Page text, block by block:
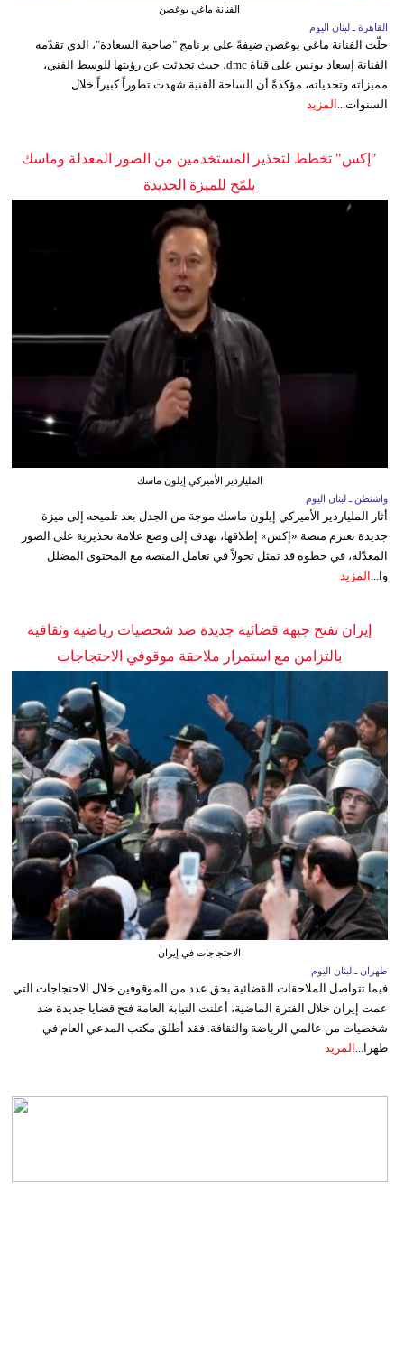
الفنانة ماغي بوغصن
القاهرة ـ لبنان اليوم
حلّت الفنانة ماغي بوغصن ضيفةً على برنامج "صاحبة السعادة"، الذي تقدّمه
الفنانة إسعاد يونس على قناة dmc، حيث تحدثت عن رؤيتها للوسط الفني،
مميزاته وتحدياته، مؤكدةً أن الساحة الفنية شهدت تطوراً كبيراً خلال
السنوات... المزيد
"إكس" تخطط لتحذير المستخدمين من الصور المعدلة وماسك
يلمّح للميزة الجديدة
الملياردير الأميركي إيلون ماسك
واشنطن ـ لبنان اليوم
أثار الملياردير الأميركي إيلون ماسك موجة من الجدل بعد تلميحه إلى ميزة
جديدة تعتزم منصة «إكس» إطلاقها، تهدف إلى وضع علامة تحذيرية على الصور
المعدّلة، في خطوة قد تمثل تحولاً في تعامل المنصة مع المحتوى المضلل
وا... المزيد
إيران تفتح جبهة قضائية جديدة ضد شخصيات رياضية وثقافية
بالتزامن مع استمرار ملاحقة موقوفي الاحتجاجات
الاحتجاجات في إيران
طهران ـ لبنان اليوم
فيما تتواصل الملاحقات القضائية بحق عدد من الموقوفين خلال الاحتجاجات التي
عمت إيران خلال الفترة الماضية، أعلنت النيابة العامة فتح قضايا جديدة ضد
شخصيات من عالمي الرياضة والثقافة. فقد أطلق مكتب المدعي العام في
طهرا... المزيد